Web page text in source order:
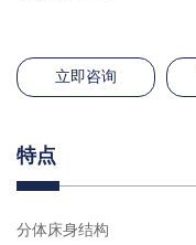
立即咨询
特点
分体床身结构